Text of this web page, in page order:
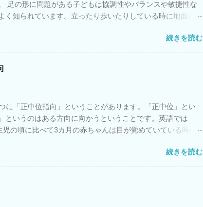
足の形に問題がある子どもは協調性やバランスや敏捷性な
く知られています。立ったり歩いたりしている時に地面に接
ありません。 そういう子どもは疲れやすいということも知
と身体が大きくなると疲れやすさが増します。足でバランス
余計につかってバランスをとっているからです。中には太
どもがいます。 疲れやすさに対する対策も検討していく
いう診断がついた子どもほど足の問題に注目されていない方
一部です。長く健康な生活が送れるよう支援したいもので
続きを読む
に「正中位指向」ということがあります。「正中位」とい
というのはある方向に向かうということです。英語では
の頃に比べて3カ月の赤ちゃんは目が覚めていている時に
ば頭や手がそちら向かっていきますが、興味が去れば真ん中
向がでてきます。 このような姿勢が多くなるのは、重力と
らえて無意識に姿勢を調整するという神経系の働きが発達
と「感覚統合が発達した」「神経ネットワークが発達し
続きを読む